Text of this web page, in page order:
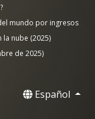
mundo por ingresos
la nube (2025)
de 2025)
Español